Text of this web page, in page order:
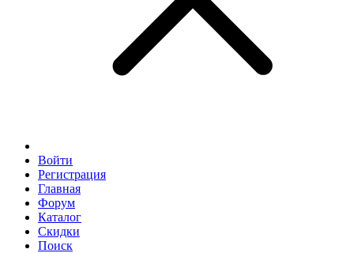
Войти
Регистрация
Главная
Форум
Каталог
Скидки
Поиск